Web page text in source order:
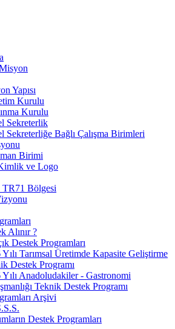
Yapısı
Kurulu
Kurulu
Sekreterlik
Sekreterliğe Bağlı Çalışma Birimleri
Birimi
ve Logo
TR71 Bölgesi
Alınır ?
Destek Programları
Yılı Tarımsal Üretimde Kapasite Geliştirme
Destek Programı
Yılı Anadoludakiler - Gastronomi
Teknik Destek Programı
Arşivi
Destek Programları